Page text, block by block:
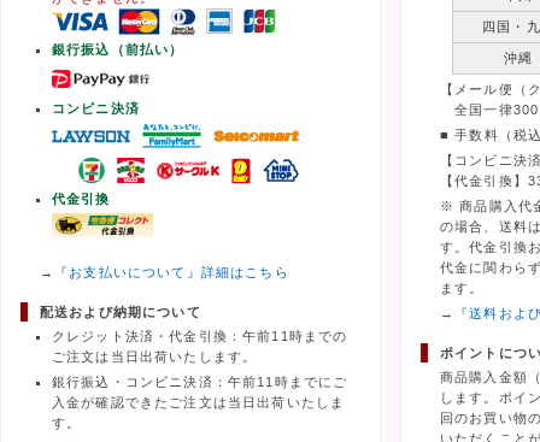
銀行振込（前払い）
コンビニ決済
代金引換
→ 『お支払いについて』詳細はこちら
配送および納期について
クレジット決済・代金引換：午前11時までの
ご注文は当日出荷いたします。
銀行振込・コンビニ決済：午前11時までにご
入金が確認できたご注文は当日出荷いたしま
す。
四国・
沖縄
【メール便（
全国一律300
■ 手数料（税
【コンビニ決
【代金引換】
※ 商品購入代
の場合、送料
す。代金引換
代金に関わら
ます。
→
『送料およ
ポイントにつ
商品購入金額
します。ポイ
回のお買い物
いただくこと